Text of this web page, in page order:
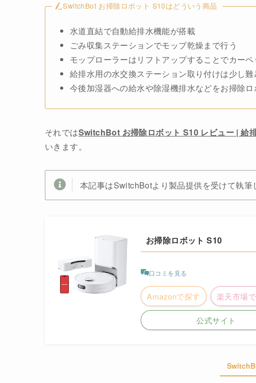
SwitchBot お掃除ロボット S10はどういう商品
水道直結で自動給排水機能が搭載
ごみ収集ステーションでモップ乾燥まで行う
モップローラーはリフトアップすることでカー
給排水用の水交換ステーション取り付けは少し難
今後加湿器への給水や除湿機排水などをお掃除
それではSwitchBot お掃除ロボット S10 レビュー | 給
いきます。
本記事はSwitchBotより製品提供を受けて執筆
お掃除ロボット S10
口コミを見る
Amazonで探す 楽天市場
公式サイト